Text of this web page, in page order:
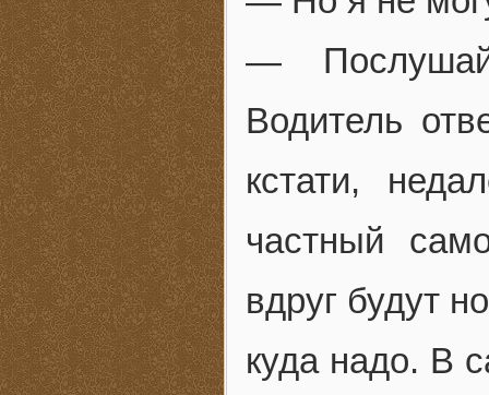
—
Водитель
кстати,
частный
вдруг будут
куда надо. В